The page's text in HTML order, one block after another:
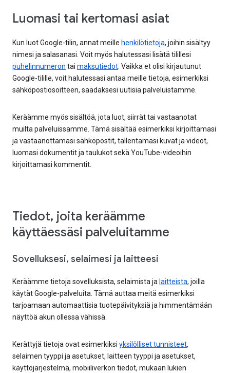
Luomasi tai kertomasi asiat
Kun luot Google-tilin, annat meille henkilötietoja, joihin sisältyy
nimesi ja salasanasi. Voit myös halutessasi lisätä tilillesi
puhelinnumeron tai maksutiedot. Vaikka et olisi kirjautunut
Google-tilille, voit halutessasi antaa meille tietoja, esimerkiksi
sähköpostiosoitteen, saadaksesi uutisia palveluistamme.
Keräämme myös sisältöä, jota luot, siirrät tai vastaanotat
muilta palveluissamme. Tämä sisältää esimerkiksi kirjoittamasi
ja vastaanottamasi sähköpostit, tallentamasi kuvat ja videot,
luomasi dokumentit ja taulukot sekä YouTube-videoihin
kirjoittamasi kommentit.
Tiedot, joita keräämme
käyttäessäsi palveluitamme
Sovelluksesi, selaimesi ja laitteesi
Keräämme tietoja sovelluksista, selaimista ja laitteista, joilla
käytät Google-palveluita. Tämä auttaa meitä esimerkiksi
tarjoamaan automaattisia tuotepäivityksiä ja himmentämään
näyttöä akun ollessa vähissä.
Kerättyjä tietoja ovat esimerkiksi yksilölliset tunnisteet,
selaimen tyyppi ja asetukset, laitteen tyyppi ja asetukset,
käyttöjärjestelmä, mobiiliverkon tiedot, mukaan lukien